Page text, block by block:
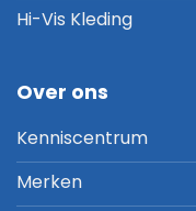
Hi-Vis Kleding
Over ons
Kenniscentrum
Merken